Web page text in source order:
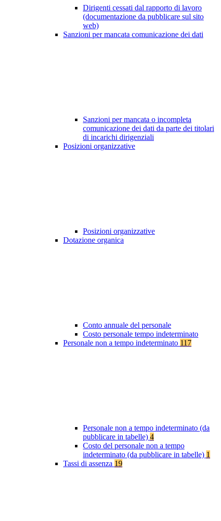
Dirigenti cessati dal rapporto di lavoro
(documentazione da pubblicare sul sito
web)
Sanzioni per mancata comunicazione dei dati
Sanzioni per mancata o incompleta
comunicazione dei dati da parte dei titolari
di incarichi dirigenziali
Posizioni organizzative
Posizioni organizzative
Dotazione organica
Conto annuale del personale
Costo personale tempo indeterminato
Personale non a tempo indeterminato 117
Personale non a tempo indeterminato (da
pubblicare in tabelle) 4
Costo del personale non a tempo
indeterminato (da pubblicare in tabelle) 1
Tassi di assenza 19